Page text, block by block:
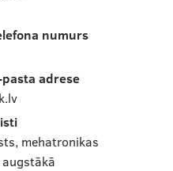
numurs
adrese
mehatronikas